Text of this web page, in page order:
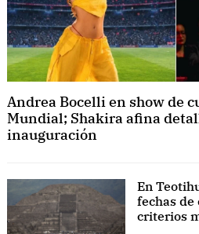
Andrea Bocelli en show de
Mundial; Shakira afina
inauguración
En
fechas de
criterios